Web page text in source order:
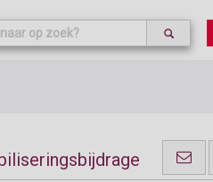
ons om je verder te helpen.